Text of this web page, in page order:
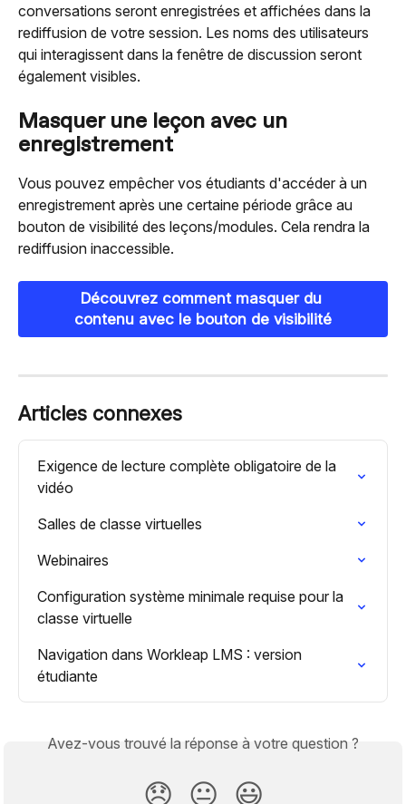
conversations seront enregistrées et affichées dans la
rediffusion de votre session. Les noms des utilisateurs
qui interagissent dans la fenêtre de discussion seront
également visibles.
Masquer une leçon avec un
enregistrement
Vous pouvez empêcher vos étudiants d'accéder à un
enregistrement après une certaine période grâce au
bouton de visibilité des leçons/modules. Cela rendra la
rediffusion inaccessible.
Découvrez comment masquer du
contenu avec le bouton de visibilité
Articles connexes
Exigence de lecture complète obligatoire de la
vidéo
Salles de classe virtuelles
Webinaires
Configuration système minimale requise pour la
classe virtuelle
Navigation dans Workleap LMS : version
étudiante
Avez-vous trouvé la réponse à votre question ?
😞 😐 😃